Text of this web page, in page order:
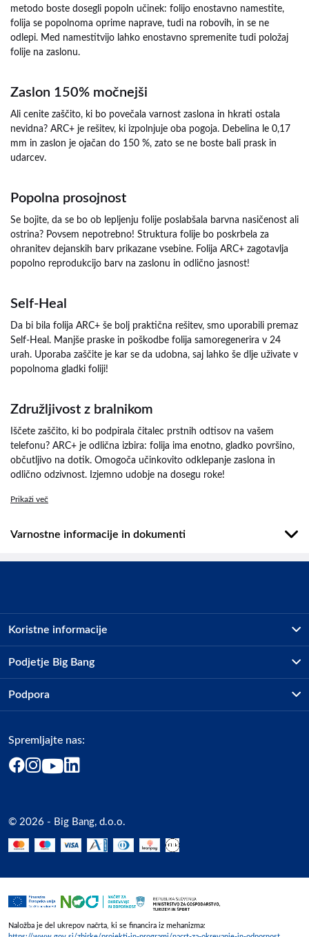
metodo boste dosegli popoln učinek: folijo enostavno namestite,
folija se popolnoma oprime naprave, tudi na robovih, in se ne
odlepi. Med namestitvijo lahko enostavno spremenite tudi položaj
folije na zaslonu.
Zaslon 150% močnejši
Ali cenite zaščito, ki bo povečala varnost zaslona in hkrati ostala
nevidna? ARC+ je rešitev, ki izpolnjuje oba pogoja. Debelina le 0,17
mm in zaslon je ojačan do 150 %, zato se ne boste bali prask in
udarcev.
Popolna prosojnost
Se bojite, da se bo ob lepljenju folije poslabšala barvna nasičenost ali
ostrina? Povsem nepotrebno! Struktura folije bo poskrbela za
ohranitev dejanskih barv prikazane vsebine. Folija ARC+ zagotavlja
popolno reprodukcijo barv na zaslonu in odlično jasnost!
Self-Heal
Da bi bila folija ARC+ še bolj praktična rešitev, smo uporabili premaz
Self-Heal. Manjše praske in poškodbe folija samoregenerira v 24
urah. Uporaba zaščite je kar se da udobna, saj lahko še dlje uživate v
popolnoma gladki foliji!
Združljivost z bralnikom
Iščete zaščito, ki bo podpirala čitalec prstnih odtisov na vašem
telefonu? ARC+ je odlična izbira: folija ima enotno, gladko površino,
občutljivo na dotik. Omogoča učinkovito odklepanje zaslona in
odlično odzivnost. Izjemno udobje na dosegu roke!
Prikaži več
Varnostne informacije in dokumenti
Podatki o proizvajalcu
hello@3mk.pl
Odgovorna oseba v EU
3mk
Slike o varnosti izdelka
Podjetje Big Bang
Obvestila za javnost
Akt o digitalnih storitvah
Marketplace za partnerje
Novosti
Koristne informacije
Storitve
Dostava, vnos in odvoz
Zavarovanje izdelkov
Podpora
Marketplace
Kako oddati naročilo?
Spremljajte nas:
© 2026 - Big Bang, d.o.o.
Naložba je del ukrepov načrta, ki se financira iz mehanizma: